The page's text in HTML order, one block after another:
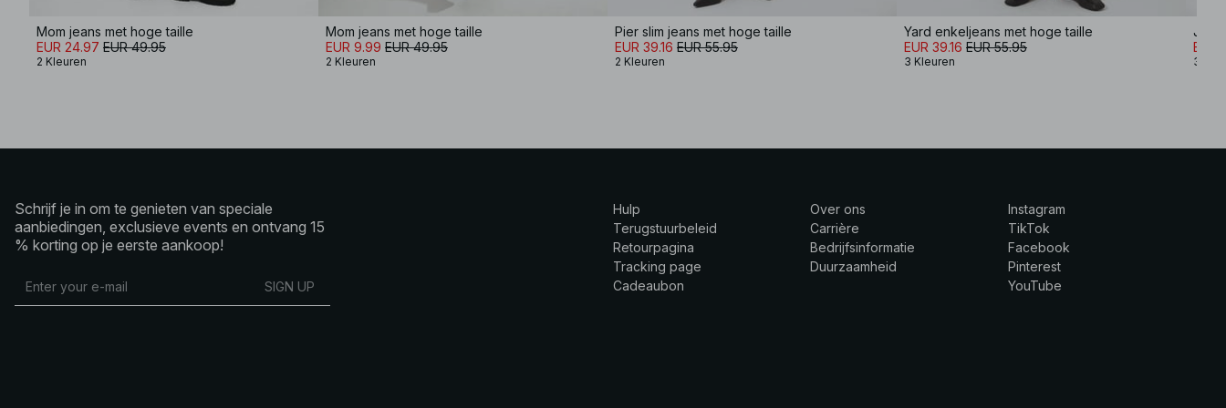
Mom jeans met hoge taille
EUR 24.97 EUR 49.95
2 Kleuren
Mom jeans met hoge taille
EUR 9.99 EUR 49.95
2 Kleuren
Pier slim jeans met hoge taille
EUR 39.16 EUR 55.95
2 Kleuren
Yard enkeljeans met hoge taille
EUR 39.16 EUR 55.95
3 Kleuren
EUR
3
Schrijf je in om te genieten van speciale
aanbiedingen, exclusieve events en ontvang 15
% korting op je eerste aankoop!
SIGN UP
Hulp
Terugstuurbeleid
Retourpagina
Tracking page
Cadeaubon
Over ons
Carrière
Bedrijfsinformatie
Duurzaamheid
Instagram
TikTok
Facebook
Pinterest
YouTube